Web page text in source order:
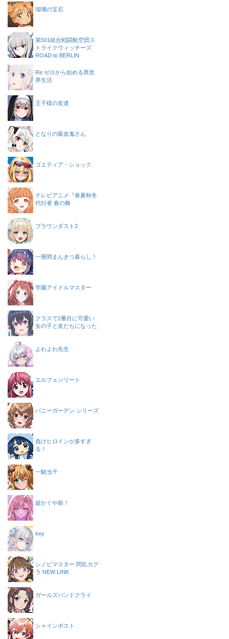
瑠璃の宝石
第501統合戦闘航空団ス
トライクウィッチーズ
ROAD to BERLIN
Re:ゼロから始める異世
界生活
王子様の友達
となりの吸血鬼さん
ゴエティア・ショック
テレビアニメ『春夏秋冬
代行者 春の舞
ブラウンダスト2
一畳間まんきつ暮らし！
学園アイドルマスター
クラスで2番目に可愛い
女の子と友だちになった
よわよわ先生
エルフェンリート
バニーガーデン シリーズ
負けヒロインが多すぎ
る！
一騎当千
超かぐや姫！
key
シノビマスター 閃乱カグ
ラ NEW LINK
ガールズバンドクライ
シャインポスト